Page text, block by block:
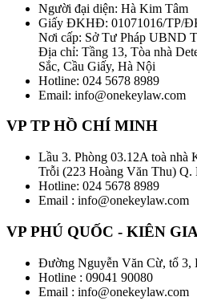
Người đại diện: Hà Kim Tâm
Giấy ĐKHĐ: 01071016/TP/
Nơi cấp: Sở Tư Pháp UBND
Địa chỉ: Tầng 13, Tòa nhà
Sắc, Cầu Giấy, Hà Nội
Hotline: 024 5678 8989
Email: info@onekeylaw.com
VP TP HỒ CHÍ MINH
Lầu 3. Phòng 03.12A toà nhà
Trỗi (223 Hoàng Văn Thu) Q.
Hotline: 024 5678 8989
Email : info@onekeylaw.com
VP PHÚ QUỐC - KIÊN
Đường Nguyễn Văn Cừ, tổ 3,
Hotline : 09041 90080
Email : info@onekeylaw.com